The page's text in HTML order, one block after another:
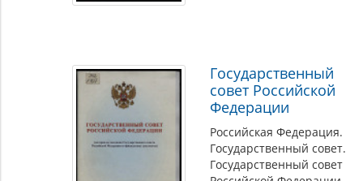
Государственный
совет Российской
Федерации
Российская Федерация.
Государственный совет.
Государственный совет